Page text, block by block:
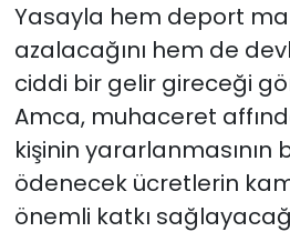
Yasayla hem deport
azalacağını hem de
ciddi bir gelir gireceği
Amca, muhaceret
kişinin yararlanmasının
ödenecek ücretlerin
önemli katkı